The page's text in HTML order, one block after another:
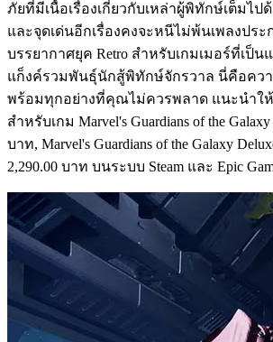
ภัยที่มีเนื้อเรื่องเกี่ยวกับเหล่าผู้พิทักษ์เต็มไ
และจุดเด่นอีกเรื่องคงจะหนีไม่พ้นเพลงประ
บรรยากาศยุค Retro สำหรับเกมเมอร์ที่เป็น
แก็งค์รวมพันธุ์นักสู้พิทักษ์จักรวาล นี่คือคว
พร้อมทุกอย่างที่คุณไม่ควรพลาด แนะนำใ
สำหรับเกม Marvel's Guardians of the
บาท, Marvel's Guardians of the Galaxy
2,290.00 บาท บนระบบ Steam และ Epic